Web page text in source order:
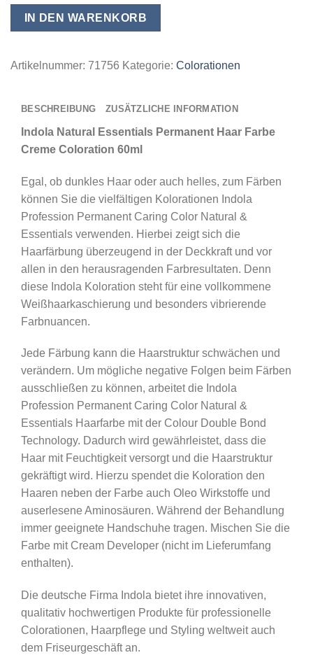
Essentials
Caring
Permanent
60ml
-
07.32
Blonde
Golden
Pearl
/
Mittelblond
Gold
Perle
Menge
IN DEN WARENKORB
Artikelnummer: 71756 Kategorie: Colorationen
BESCHREIBUNG ZUSÄTZLICHE INFORMATION
Indola Natural Essentials Permanent Haar Farbe
Creme Coloration 60ml
Egal, ob dunkles Haar oder auch helles, zum Färben
können Sie die vielfältigen Kolorationen Indola
Profession Permanent Caring Color Natural &
Essentials verwenden. Hierbei zeigt sich die
Haarfärbung überzeugend in der Deckkraft und vor
allen in den herausragenden Farbresultaten. Denn
diese Indola Koloration steht für eine vollkommene
Weißhaarkaschierung und besonders vibrierende
Farbnuancen.
Jede Färbung kann die Haarstruktur schwächen und
verändern. Um mögliche negative Folgen beim Färben
ausschließen zu können, arbeitet die Indola
Profession Permanent Caring Color Natural &
Essentials Haarfarbe mit der Colour Double Bond
Technology. Dadurch wird gewährleistet, dass die
Haar mit Feuchtigkeit versorgt und die Haarstruktur
gekräftigt wird. Hierzu spendet die Koloration den
Haaren neben der Farbe auch Oleo Wirkstoffe und
auserlesene Aminosäuren. Während der Behandlung
immer geeignete Handschuhe tragen. Mischen Sie die
Farbe mit Cream Developer (nicht im Lieferumfang
enthalten).
Die deutsche Firma Indola bietet ihre innovativen,
qualitativ hochwertigen Produkte für professionelle
Colorationen, Haarpflege und Styling weltweit auch
dem Friseurgeschäft an.